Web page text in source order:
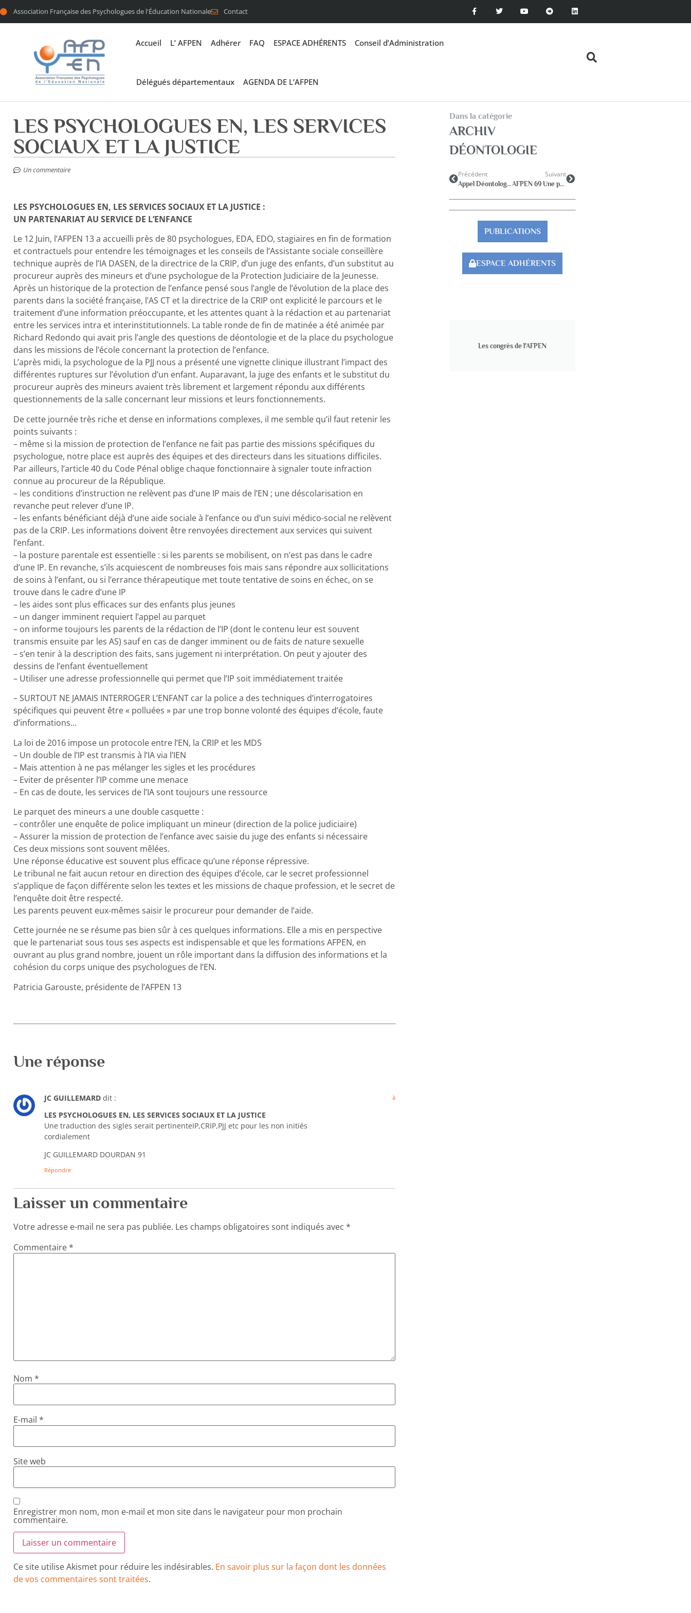
Association Française des Psychologues de l'Éducation Nationale Contact
Accueil L’ AFPEN Adhérer FAQ ESPACE ADHÉRENTS Conseil d’Administration
Délégués départementaux AGENDA DE L’AFPEN
LES PSYCHOLOGUES EN, LES SERVICES
SOCIAUX ET LA JUSTICE
Un commentaire
LES PSYCHOLOGUES EN, LES SERVICES SOCIAUX ET LA JUSTICE :
UN PARTENARIAT AU SERVICE DE L’ENFANCE
Le 12 Juin, l’AFPEN 13 a accueilli près de 80 psychologues, EDA, EDO, stagiaires en fin de formation
et contractuels pour entendre les témoignages et les conseils de l’Assistante sociale conseillère
technique auprès de l’IA DASEN, de la directrice de la CRIP, d’un juge des enfants, d’un substitut au
procureur auprès des mineurs et d’une psychologue de la Protection Judiciaire de la Jeunesse.
Après un historique de la protection de l’enfance pensé sous l’angle de l’évolution de la place des
parents dans la société française, l’AS CT et la directrice de la CRIP ont explicité le parcours et le
traitement d’une information préoccupante, et les attentes quant à la rédaction et au partenariat
entre les services intra et interinstitutionnels. La table ronde de fin de matinée a été animée par
Richard Redondo qui avait pris l’angle des questions de déontologie et de la place du psychologue
dans les missions de l’école concernant la protection de l’enfance.
L’après midi, la psychologue de la PJJ nous a présenté une vignette clinique illustrant l’impact des
différentes ruptures sur l’évolution d’un enfant. Auparavant, la juge des enfants et le substitut du
procureur auprès des mineurs avaient très librement et largement répondu aux différents
questionnements de la salle concernant leur missions et leurs fonctionnements.
De cette journée très riche et dense en informations complexes, il me semble qu’il faut retenir les
points suivants :
– même si la mission de protection de l’enfance ne fait pas partie des missions spécifiques du
psychologue, notre place est auprès des équipes et des directeurs dans les situations difficiles.
Par ailleurs, l’article 40 du Code Pénal oblige chaque fonctionnaire à signaler toute infraction
connue au procureur de la République.
– les conditions d’instruction ne relèvent pas d’une IP mais de l’EN ; une déscolarisation en
revanche peut relever d’une IP.
– les enfants bénéficiant déjà d’une aide sociale à l’enfance ou d’un suivi médico-social ne relèvent
pas de la CRIP. Les informations doivent être renvoyées directement aux services qui suivent
l’enfant.
– la posture parentale est essentielle : si les parents se mobilisent, on n’est pas dans le cadre
d’une IP. En revanche, s’ils acquiescent de nombreuses fois mais sans répondre aux sollicitations
de soins à l’enfant, ou si l’errance thérapeutique met toute tentative de soins en échec, on se
trouve dans le cadre d’une IP
– les aides sont plus efficaces sur des enfants plus jeunes
– un danger imminent requiert l’appel au parquet
– on informe toujours les parents de la rédaction de l’IP (dont le contenu leur est souvent
transmis ensuite par les AS) sauf en cas de danger imminent ou de faits de nature sexuelle
– s’en tenir à la description des faits, sans jugement ni interprétation. On peut y ajouter des
dessins de l’enfant éventuellement
– Utiliser une adresse professionnelle qui permet que l’IP soit immédiatement traitée
– SURTOUT NE JAMAIS INTERROGER L’ENFANT car la police a des techniques d’interrogatoires
spécifiques qui peuvent être « polluées » par une trop bonne volonté des équipes d’école, faute
d’informations…
La loi de 2016 impose un protocole entre l’EN, la CRIP et les MDS
– Un double de l’IP est transmis à l’IA via l’IEN
– Mais attention à ne pas mélanger les sigles et les procédures
– Eviter de présenter l’IP comme une menace
– En cas de doute, les services de l’IA sont toujours une ressource
Le parquet des mineurs a une double casquette :
– contrôler une enquête de police impliquant un mineur (direction de la police judiciaire)
– Assurer la mission de protection de l’enfance avec saisie du juge des enfants si nécessaire
Ces deux missions sont souvent mêlées.
Une réponse éducative est souvent plus efficace qu’une réponse répressive.
Le tribunal ne fait aucun retour en direction des équipes d’école, car le secret professionnel
s’applique de façon différente selon les textes et les missions de chaque profession, et le secret de
l’enquête doit être respecté.
Les parents peuvent eux-mêmes saisir le procureur pour demander de l’aide.
Cette journée ne se résume pas bien sûr à ces quelques informations. Elle a mis en perspective
que le partenariat sous tous ses aspects est indispensable et que les formations AFPEN, en
ouvrant au plus grand nombre, jouent un rôle important dans la diffusion des informations et la
cohésion du corps unique des psychologues de l’EN.
Patricia Garouste, présidente de l’AFPEN 13
Une réponse
JC GUILLEMARD dit : à
LES PSYCHOLOGUES EN, LES SERVICES SOCIAUX ET LA JUSTICE
Une traduction des sigles serait pertinenteIP,CRIP,PJJ etc pour les non initiés
cordialement
JC GUILLEMARD DOURDAN 91
Répondre
Laisser un commentaire
Votre adresse e-mail ne sera pas publiée. Les champs obligatoires sont indiqués avec *
Commentaire*
Nom *
E-mail *
Site web
Enregistrer mon nom, mon e-mail et mon site dans le navigateur pour mon prochain
commentaire.
Ce site utilise Akismet pour réduire les indésirables. En savoir plus sur la façon dont les données
de vos commentaires sont traitées.
Dans la catégorie
ARCHIV
DÉONTOLOGIE
Précédent
Appel Déontologie aux organisations de psychologues
Suivant
AFPEN 69 Une pratique de la conversation au lieu de la violence
PUBLICATIONS
ESPACE ADHÉRENTS
Les congrès de l'AFPEN